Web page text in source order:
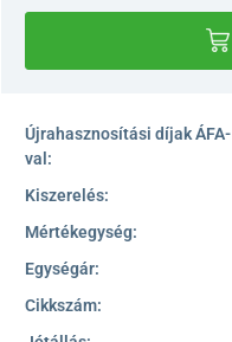
Újrahasznosítási díjak ÁFA-
val:
Kiszerelés:
Mértékegység:
Egységár:
Cikkszám: